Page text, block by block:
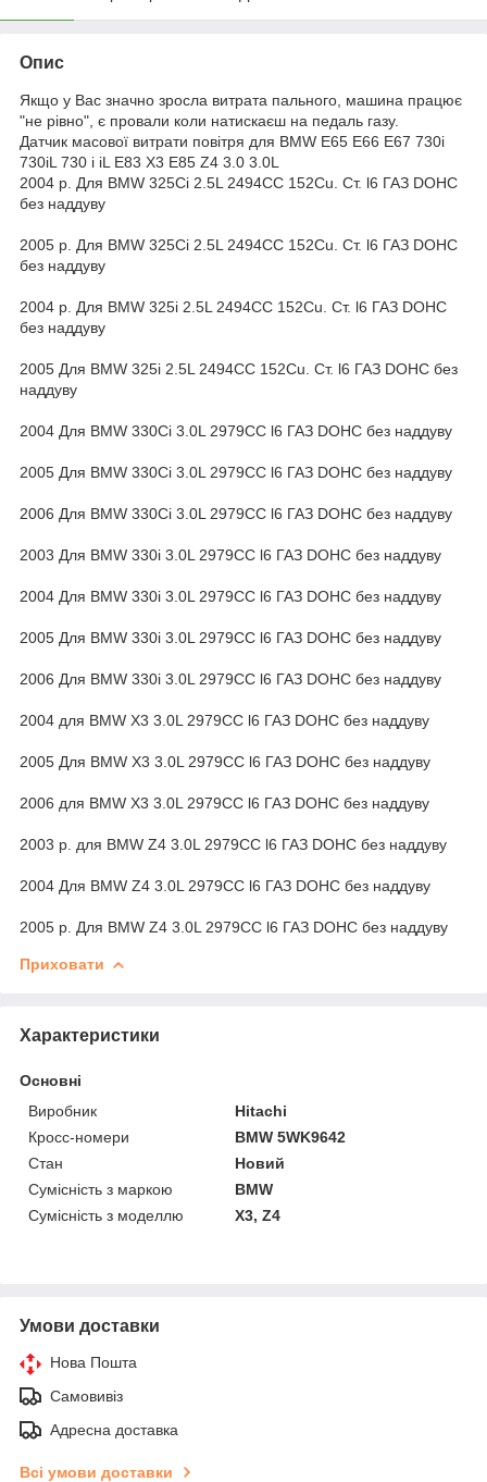
Опис
Якщо у Вас значно зросла витрата пального, машина працює
"не рівно", є провали коли натискаєш на педаль газу.
Датчик масової витрати повітря для BMW E65 E66 E67 730i
730iL 730 i iL E83 X3 E85 Z4 3.0 3.0L
2004 р. Для BMW 325Ci 2.5L 2494CC 152Cu. Ст. l6 ГАЗ DOHC
без наддуву
2005 р. Для BMW 325Ci 2.5L 2494CC 152Cu. Ст. l6 ГАЗ DOHC
без наддуву
2004 р. Для BMW 325i 2.5L 2494CC 152Cu. Ст. l6 ГАЗ DOHC
без наддуву
2005 Для BMW 325i 2.5L 2494CC 152Cu. Ст. l6 ГАЗ DOHC без
наддуву
2004 Для BMW 330Ci 3.0L 2979CC l6 ГАЗ DOHC без наддуву
2005 Для BMW 330Ci 3.0L 2979CC l6 ГАЗ DOHC без наддуву
2006 Для BMW 330Ci 3.0L 2979CC l6 ГАЗ DOHC без наддуву
2003 Для BMW 330i 3.0L 2979CC l6 ГАЗ DOHC без наддуву
2004 Для BMW 330i 3.0L 2979CC l6 ГАЗ DOHC без наддуву
2005 Для BMW 330i 3.0L 2979CC l6 ГАЗ DOHC без наддуву
2006 Для BMW 330i 3.0L 2979CC l6 ГАЗ DOHC без наддуву
2004 для BMW X3 3.0L 2979CC l6 ГАЗ DOHC без наддуву
2005 Для BMW X3 3.0L 2979CC l6 ГАЗ DOHC без наддуву
2006 для BMW X3 3.0L 2979CC l6 ГАЗ DOHC без наддуву
2003 р. для BMW Z4 3.0L 2979CC l6 ГАЗ DOHC без наддуву
2004 Для BMW Z4 3.0L 2979CC l6 ГАЗ DOHC без наддуву
2005 р. Для BMW Z4 3.0L 2979CC l6 ГАЗ DOHC без наддуву
Приховати
Характеристики
Основні
Виробник
Hitachi
Кросс-номери
BMW 5WK9642
Стан
Новий
Сумісність з маркою
BMW
Сумісність з моделлю
X3, Z4
Умови доставки
Нова Пошта
Самовивіз
Адресна доставка
Всі умови доставки